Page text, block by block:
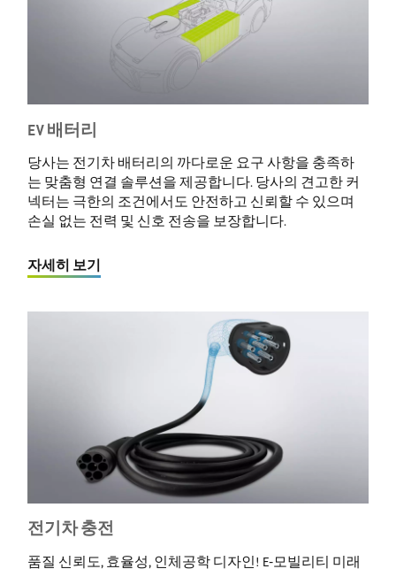
EV 배터리
당사는 전기차 배터리의 까다로운 요구 사항을 충족하
는 맞춤형 연결 솔루션을 제공합니다. 당사의 견고한 커
넥터는 극한의 조건에서도 안전하고 신뢰할 수 있으며
손실 없는 전력 및 신호 전송을 보장합니다.
자세히 보기
전기차 충전
품질 신뢰도, 효율성, 인체공학 디자인! E‐모빌리티 미래